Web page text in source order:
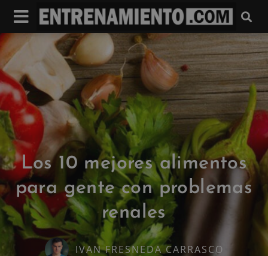
Los 10 mejores alimentos
para gente con problemas
renales
IVAN FRESNEDA CARRASCO